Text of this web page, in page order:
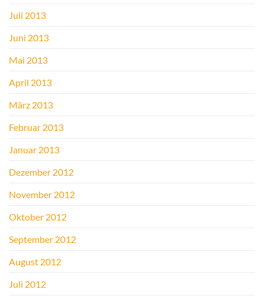
Juli 2013
Juni 2013
Mai 2013
April 2013
März 2013
Februar 2013
Januar 2013
Dezember 2012
November 2012
Oktober 2012
September 2012
August 2012
Juli 2012